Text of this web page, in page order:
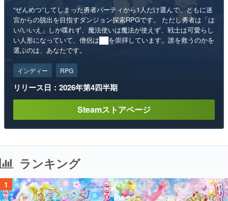
“ぜんめつ”してしまった勇者パーティから1人だけ選んで、ともに迷
宮からの脱出を目指すダンジョン探索RPGです。 ただし勇者は「は
い/いいえ」しか喋れず、魔法使いは魔法が使えず、戦士は可愛らし
い人形になっていて、僧侶は██を崇拝しています。誰を救うのかを
選ぶのは、あなたです。
インディー RPG
リリース日：2026年第4四半期
Steamストアページ
ランキング
1